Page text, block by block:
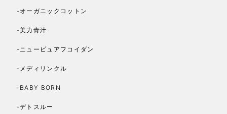
-オーガニックコットン
-美力青汁
-ニューピュアフコイダン
-メディリンクル
-BABY BORN
-デトスルー